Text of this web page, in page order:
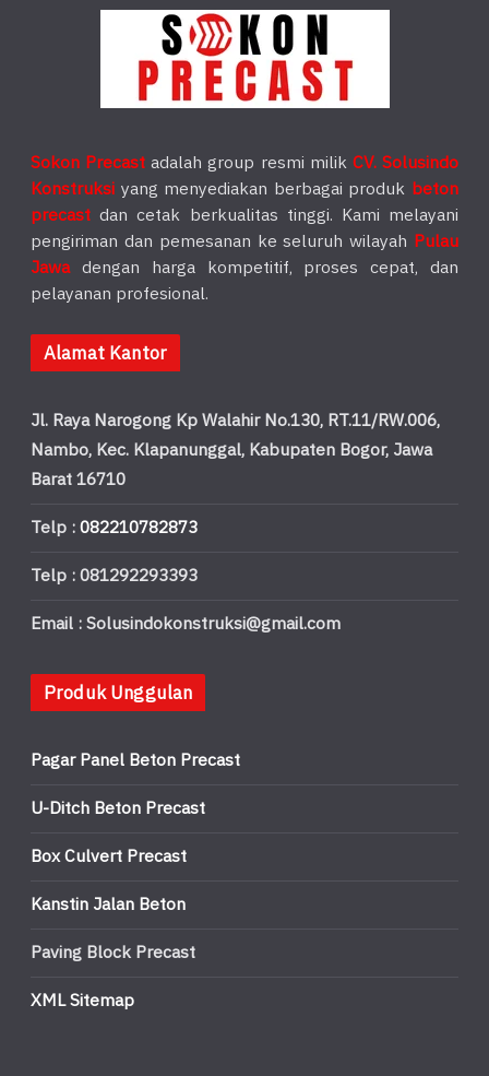
Sokon Precast adalah group resmi milik CV. Solusindo
Konstruksi yang menyediakan berbagai produk beton
precast dan cetak berkualitas tinggi. Kami melayani
pengiriman dan pemesanan ke seluruh wilayah Pulau
Jawadengan harga kompetitif, proses cepat, dan
pelayanan profesional.
Alamat Kantor
Jl. Raya Narogong Kp Walahir No.130, RT.11/RW.006,
Nambo, Kec. Klapanunggal, Kabupaten Bogor, Jawa
Barat 16710
Telp :082210782873
Telp : 081292293393
Email : Solusindokonstruksi@gmail.com
Produk Unggulan
Pagar Panel Beton Precast
U-Ditch Beton Precast
Box Culvert Precast
Kanstin Jalan Beton
Paving Block Precast
XML Sitemap